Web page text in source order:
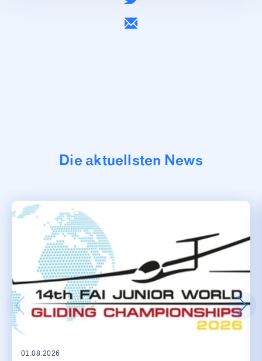
Die aktuellsten News
01.08.2026